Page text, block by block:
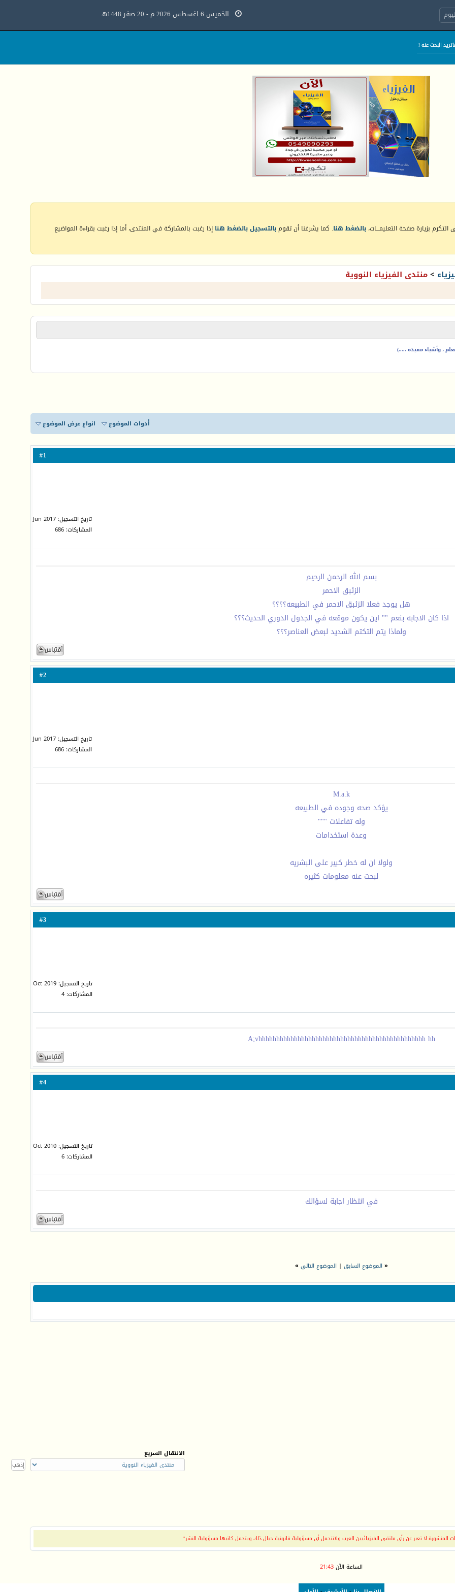
الخميس 6 اغسطس 2026 م - 20 صفر 1448هـ
بزيارة صفحة التعليمـــات، بالضغط هنا. كما يشرفنا أن تقومبالتسجيل بالضغط هنا إذا رغبت بالمشاركة في المنتدى، أما إذا رغبت بقراءة المواضيع
>منتدى الفيزياء النووية
، وأشياء مفيدة .....)
أدوات الموضوع انواع عرض الموضوع
1
تاريخ التسجيل: Jun 2017
المشاركات: 686
بسم الله الرحمن الرحيم
الزئبق الاحمر
هل يوجد فعلا الزئبق الاحمر في الطبيعه؟؟؟؟
اذا كان الاجابه بنعم "" اين يكون موقعه في الجدول الدوري الحديث؟؟؟
ولماذا يتم التكتم الشديد لبعض العناصر؟؟؟
2
تاريخ التسجيل: Jun 2017
المشاركات: 686
M.a.k
يؤكد صحه وجوده في الطبيعه
وله تفاعلات """
وعدة استخدامات
ولولا ان له خطر كبير على البشريه
لبحت عنه معلومات كثيره
3
تاريخ التسجيل: Oct 2019
المشاركات: 4
A;vhhhhhhhhhhhhhhhhhhhhhhhhhhhhhhhhhhhhhhhhhhhhhhh hh
4
تاريخ التسجيل: Oct 2010
المشاركات: 6
في انتظار اجابة لسؤالك
« الموضوع السابق | الموضوع التالي »
الانتقال السريع
المنشورة لا تعبر عن رأي ملتقى الفيزيائيين العرب ولانتحمل أي مسؤولية قانونية حيال ذلك ويتحمل كاتبها مسؤولية النشر"
الساعة الآن21:43